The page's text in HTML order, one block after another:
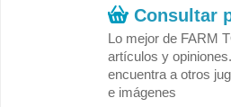
Consultar
Lo mejor de FARM
artículos y
encuentra a otros
e imágenes